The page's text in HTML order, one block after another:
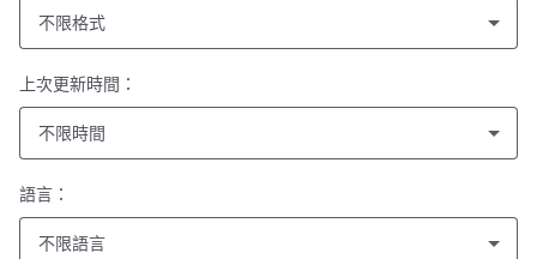
不限格式
上次更新時間：
不限時間
語言：
不限語言